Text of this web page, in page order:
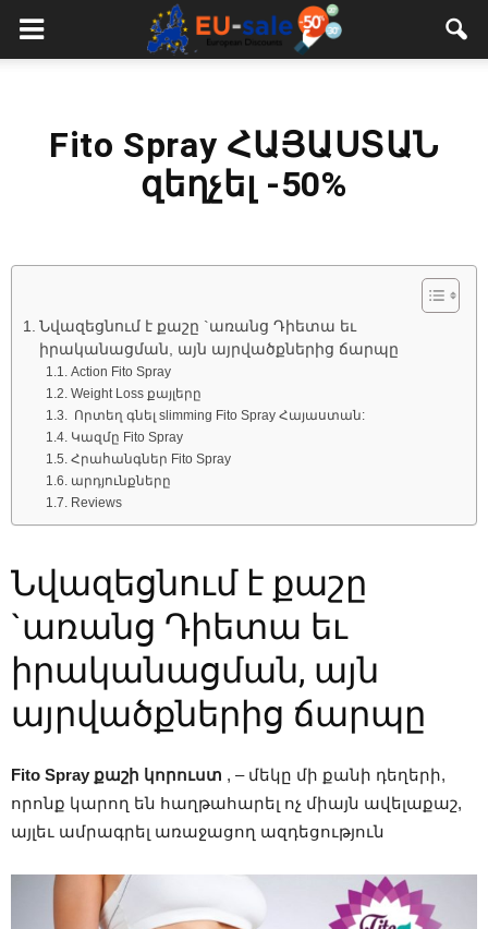
European
Fito Spray ՀԱՅԱՍՏԱՆ
զեղչել -50%
Նվազեցնում է քաշը `առանց Դիետա եւ
իրականացման, այն այրվածքներից ճարպը
Action Fito Spray
Weight Loss քայլերը
Որտեղ գնել slimming Fito Spray Հայաստան:
Կազմը Fito Spray
Հրահանգներ Fito Spray
արդյունքները
Reviews
Նվազեցնում է քաշը
`առանց Դիետա եւ
իրականացման, այն
այրվածքներից ճարպը
Fito Spray քաշի կորուստ , – մեկը մի քանի դեղերի,
որոնք կարող են հաղթահարել ոչ միայն ավելաքաշ,
այլեւ ամրագրել առաջացող ազդեցություն